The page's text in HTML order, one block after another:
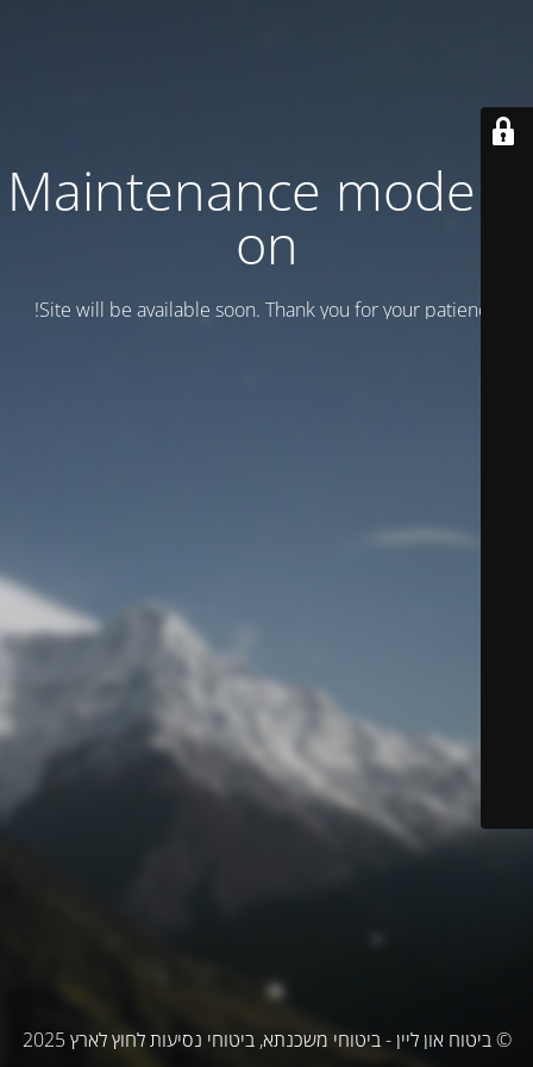
Maintenance mode is
on
Site will be available soon. Thank you for your patience!
© ביטוח און ליין - ביטוחי משכנתא, ביטוחי נסיעות לחוץ לארץ 2025